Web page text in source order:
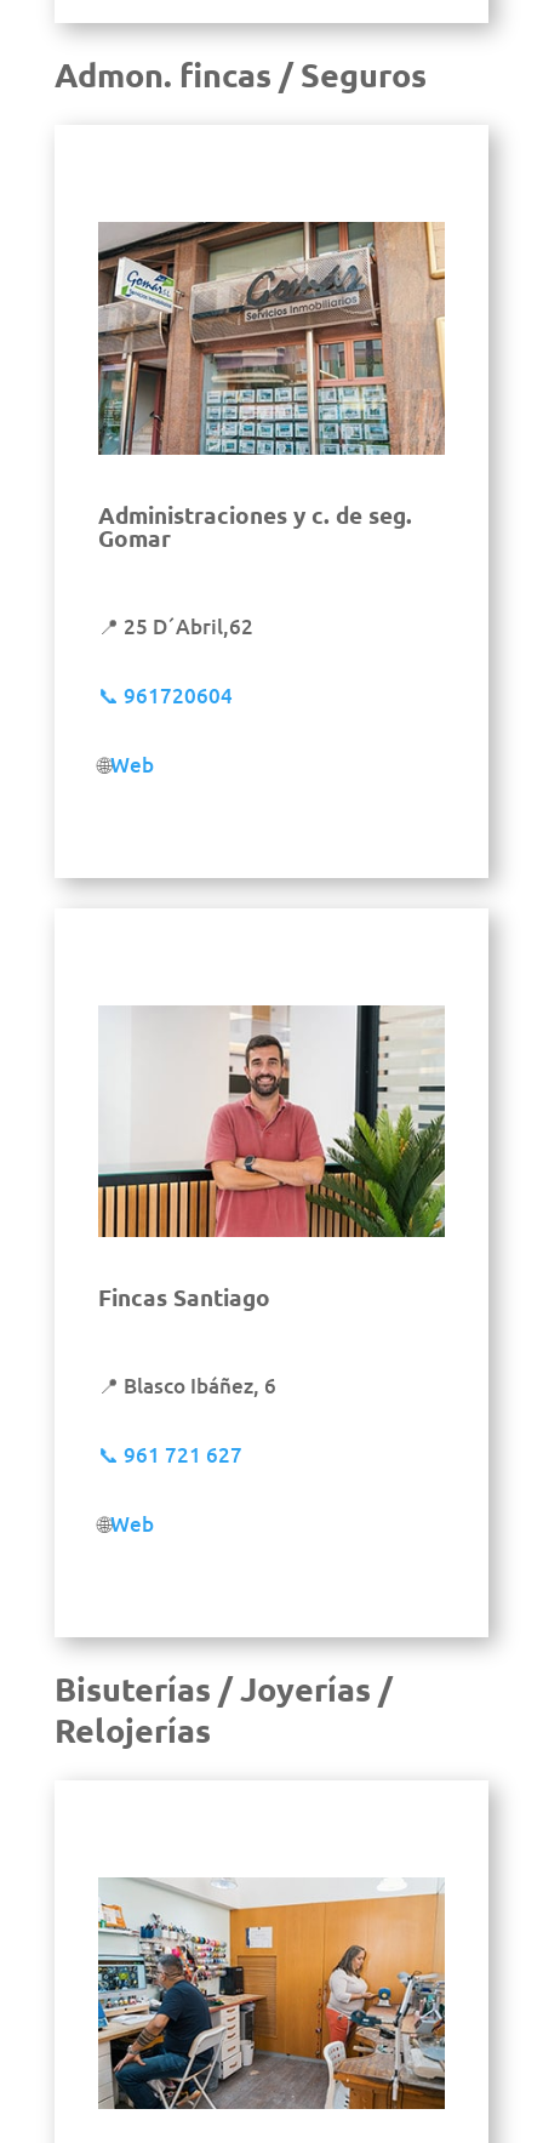
Admon. fincas / Seguros
Administraciones y c. de seg.
Gomar
📍 25 D´Abril,62
📞 961720604
🌐Web
Fincas Santiago
📍 Blasco Ibáñez, 6
📞 961 721 627
🌐Web
Bisuterías / Joyerías /
Relojerías